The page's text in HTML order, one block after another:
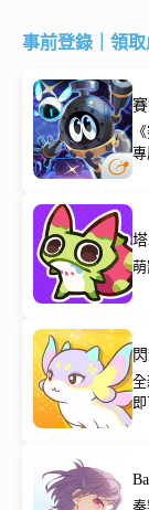
事前登錄｜領
專